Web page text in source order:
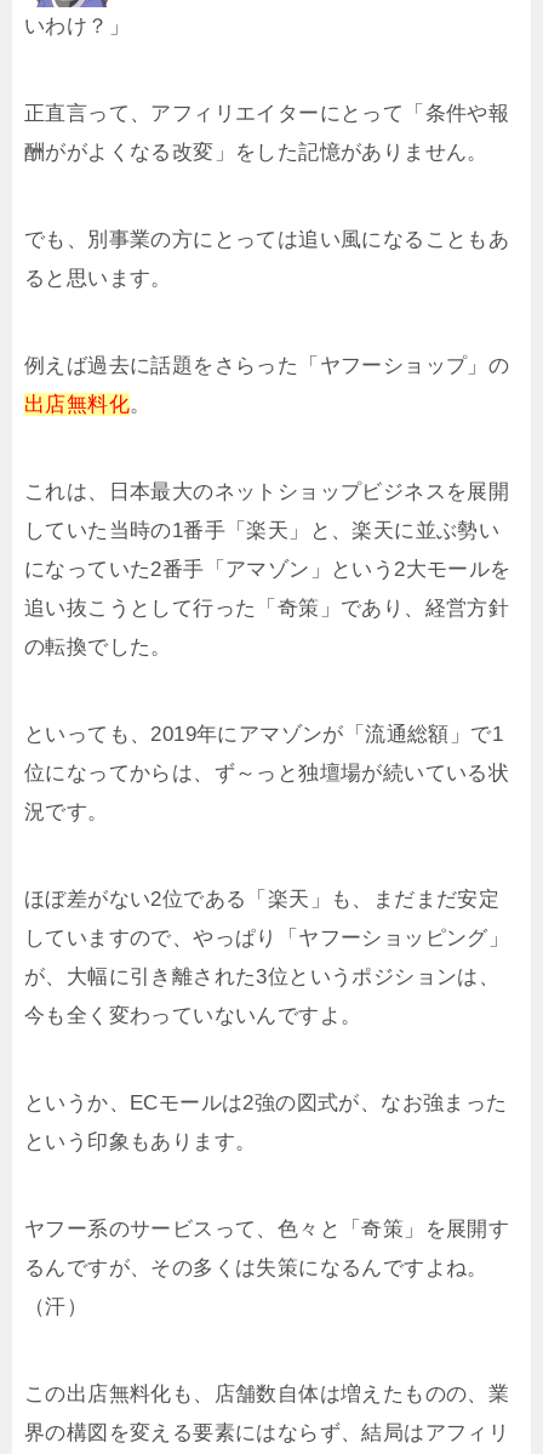
いわけ？」
正直言って、アフィリエイターにとって「条件や報
酬ががよくなる改変」をした記憶がありません。
でも、別事業の方にとっては追い風になることもあ
ると思います。
例えば過去に話題をさらった「ヤフーショップ」の
出店無料化。
これは、日本最大のネットショップビジネスを展開
していた当時の1番手「楽天」と、楽天に並ぶ勢い
になっていた2番手「アマゾン」という2大モールを
追い抜こうとして行った「奇策」であり、経営方針
の転換でした。
といっても、2019年にアマゾンが「流通総額」で1
位になってからは、ず～っと独壇場が続いている状
況です。
ほぼ差がない2位である「楽天」も、まだまだ安定
していますので、やっぱり「ヤフーショッピング」
が、大幅に引き離された3位というポジションは、
今も全く変わっていないんですよ。
というか、ECモールは2強の図式が、なお強まった
という印象もあります。
ヤフー系のサービスって、色々と「奇策」を展開す
るんですが、その多くは失策になるんですよね。
（汗）
この出店無料化も、店舗数自体は増えたものの、業
界の構図を変える要素にはならず、結局はアフィリ